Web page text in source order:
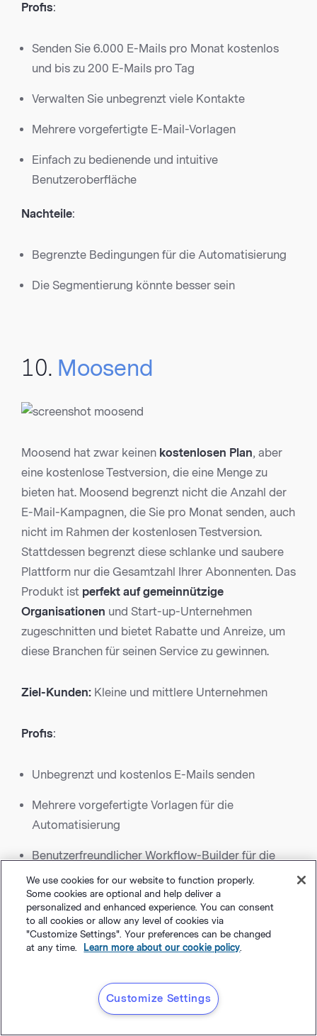
Profis:
Senden Sie 6.000 E-Mails pro Monat kostenlos
und bis zu 200 E-Mails pro Tag
Verwalten Sie unbegrenzt viele Kontakte
Mehrere vorgefertigte E-Mail-Vorlagen
Einfach zu bedienende und intuitive
Benutzeroberfläche
Nachteile:
Begrenzte Bedingungen für die Automatisierung
Die Segmentierung könnte besser sein
10. Moosend
Moosend hat zwar keinen kostenlosen Plan, aber
eine kostenlose Testversion, die eine Menge zu
bieten hat. Moosend begrenzt nicht die Anzahl der
E-Mail-Kampagnen, die Sie pro Monat senden, auch
nicht im Rahmen der kostenlosen Testversion.
Stattdessen begrenzt diese schlanke und saubere
Plattform nur die Gesamtzahl Ihrer Abonnenten. Das
Produkt ist perfekt auf gemeinnützige
Organisationen und Start-up-Unternehmen
zugeschnitten und bietet Rabatte und Anreize, um
diese Branchen für seinen Service zu gewinnen.
Ziel-Kunden: Kleine und mittlere Unternehmen
Profis:
Unbegrenzt und kostenlos E-Mails senden
Mehrere vorgefertigte Vorlagen für die
Automatisierung
Benutzerfreundlicher Workflow-Builder für die
Automatisierung
Leistungsstarke Echtzeit-Analysen
Nachteile:
Eingeschränkter Kundensupport für kostenlose
We use cookies for our website to function properly.
Some cookies are optional and help deliver a
personalized and enhanced experience. You can consent
to all cookies or allow any level of cookies via
"Customize Settings". Your preferences can be changed
at any time.
Learn more about our cookie policy.
Customize Settings